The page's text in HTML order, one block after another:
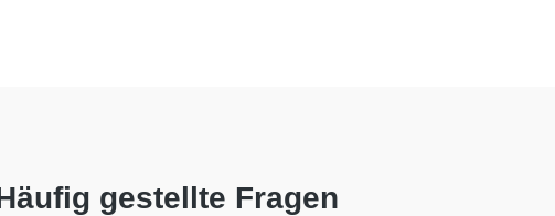
gestellte Fragen